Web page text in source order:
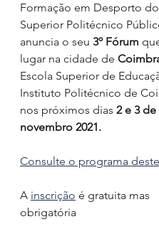
Formação em Desporto
Superior Politécnico
anuncia o seu 3º Fórum
lugar na cidade de
Escola Superior de
Instituto Politécnico de
nos próximos dias 2 e 3 de
novembro 2021.
Consulte o programa
A inscrição é gratuita mas
obrigatória